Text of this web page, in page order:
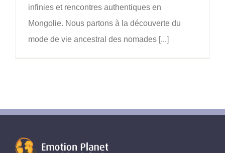
infinies et rencontres authentiques en
Mongolie. Nous partons à la découverte du
mode de vie ancestral des nomades [...]